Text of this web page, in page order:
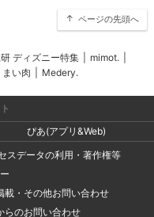
ページの先頭へ
ディズニー特集 mimot.
まい肉 Medery.
ぴあ(アプリ&Web)
スデータの利用・著作権等
載・その他お問い合わせ
らのお問い合わせ